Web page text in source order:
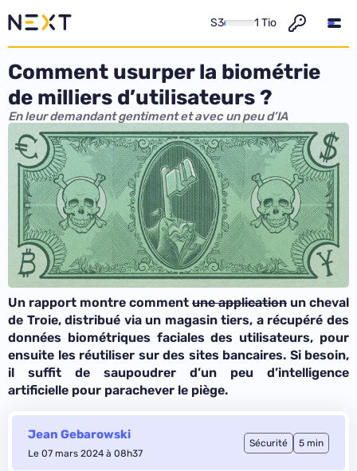
S3 1 Tio
Comment usurper la biométrie
de milliers d’utilisateurs ?
En leur demandant gentiment et avec un peu d’IA
Un rapport montre comment une application un cheval
de Troie, distribué via un magasin tiers, a récupéré des
données biométriques faciales des utilisateurs, pour
ensuite les réutiliser sur des sites bancaires. Si besoin,
il suffit de saupoudrer d’un peu d’intelligence
artificielle pour parachever le piège.
Jean Gebarowski
Le 07 mars 2024 à 08h37
Sécurité 5 min